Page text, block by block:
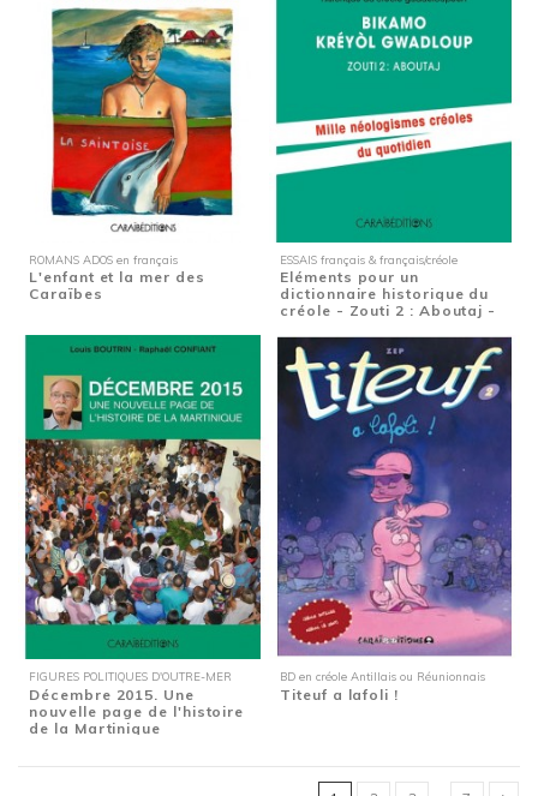
ROMANS ADOS en français
L'enfant et la mer des
Caraïbes
ESSAIS français & français/créole
Eléments pour un
dictionnaire historique du
créole - Zouti 2 : Aboutaj -
FIGURES POLITIQUES D'OUTRE-MER
Décembre 2015. Une
nouvelle page de l'histoire
de la Martinique
BD en créole Antillais ou Réunionnais
Titeuf a lafoli !